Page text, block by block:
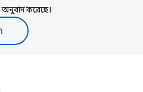
অনুবাদ করেছে।